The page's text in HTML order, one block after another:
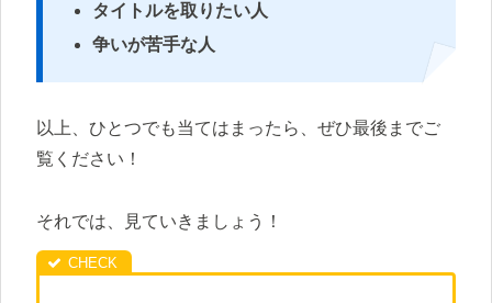
タイトルを取りたい人
争いが苦手な人
以上、ひとつでも当てはまったら、ぜひ最後までご
覧ください！
それでは、見ていきましょう！